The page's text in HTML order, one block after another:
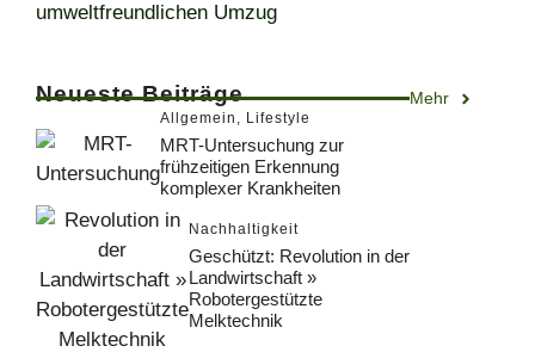
umweltfreundlichen Umzug
Neueste Beiträge Mehr
Allgemein , Lifestyle
MRT-Untersuchung zur
frühzeitigen Erkennung
komplexer Krankheiten
Nachhaltigkeit
Geschützt: Revolution in der
Landwirtschaft »
Robotergestützte
Melktechnik